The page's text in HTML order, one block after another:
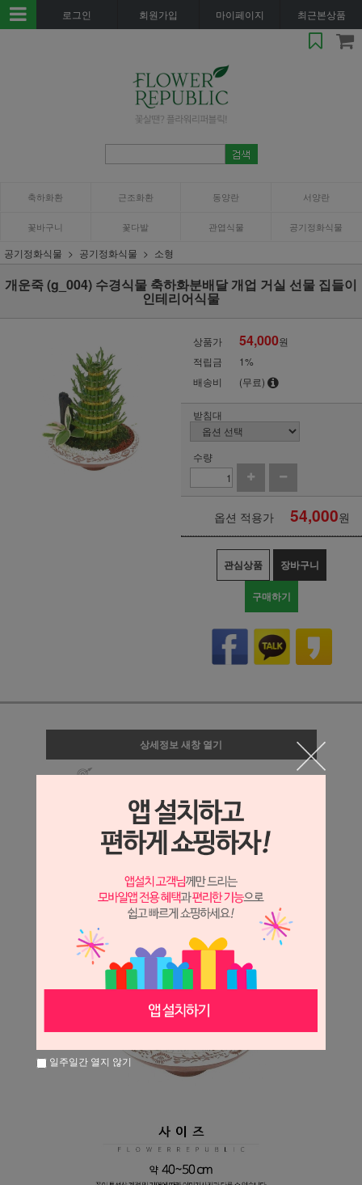
로그인 회원가입 마이페이지 최근본상품
축하화환 근조화환 동양란 서양란
꽃바구니 꽃다발 관엽식물 공기정화식물
공기정화식물 공기정화식물 소형
개운죽 (g_004) 수경식물 축하화분배달 개업 거실 선물 집들이
인테리어식물
상품가 54,000원
적립금
1%
배송비
(무료)
받침대
수량
옵션 적용가 54,000원
관심상품 장바구니
구매하기
상세정보 새창 열기
일주일간 열지 않기